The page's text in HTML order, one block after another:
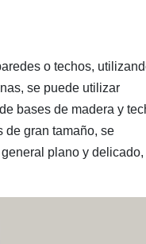
o techos,
se puede utilizar
bases de madera y
de gran tamaño, se
plano y delicado,